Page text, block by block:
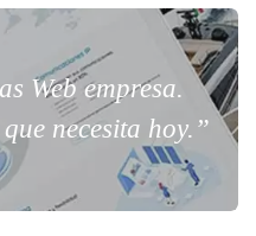
Web empresa.
necesita hoy.”